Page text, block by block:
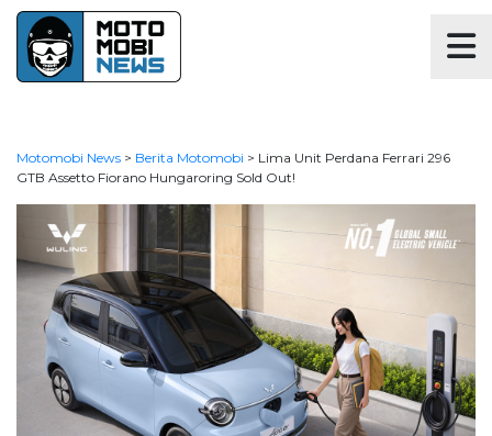
Motomobi News > Berita Motomobi > Lima Unit Perdana Ferrari 296
GTB Assetto Fiorano Hungaroring Sold Out!